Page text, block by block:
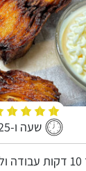
שעה ו-25 דקות
צ'יפס בובמה תוך 10